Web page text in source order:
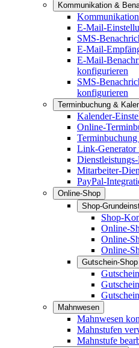
Kommunikation &
E-Mail-
SMS-
E-Mail-
E-Mail-
konfigurieren
SMS-
konfigurieren
Terminbuchung &
Kalender-
Online-
Link-Generator
Mitarbeiter-
PayPal-
Online-Shop
Shop-
Shop-
Online-
Online-
Online-
Gutschein-Shop
Mahnwesen
Mahnwesen
Mahnstufen
Mahnstufe